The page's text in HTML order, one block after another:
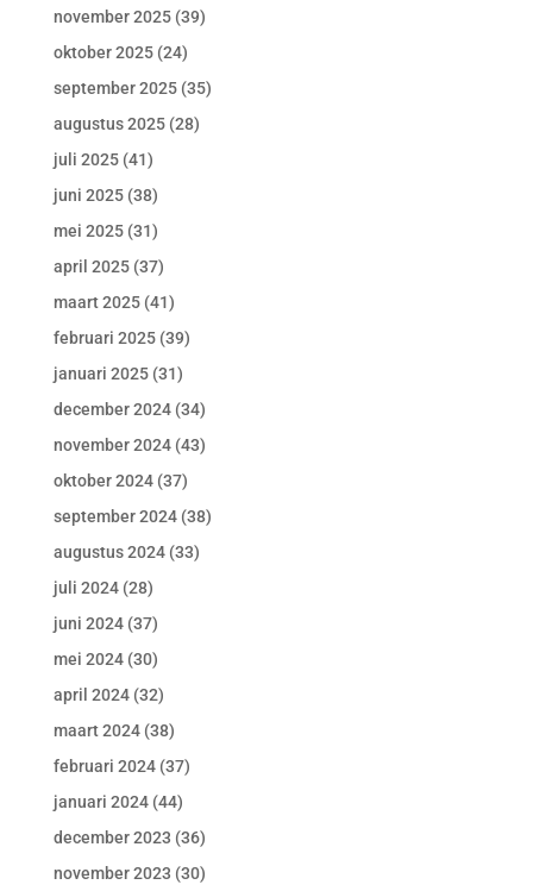
november 2025(39)
oktober 2025(24)
september 2025(35)
augustus 2025(28)
juli 2025(41)
juni 2025(38)
mei 2025(31)
april 2025(37)
maart 2025(41)
februari 2025(39)
januari 2025(31)
december 2024(34)
november 2024(43)
oktober 2024(37)
september 2024(38)
augustus 2024(33)
juli 2024(28)
juni 2024(37)
mei 2024(30)
april 2024(32)
maart 2024(38)
februari 2024(37)
januari 2024(44)
december 2023 (36)
november 2023 (30)